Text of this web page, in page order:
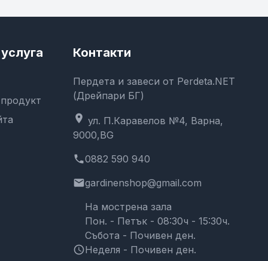
Контакти
Пердета и завеси от Perdeta.NET
(Дрейпари БГ)
location_on ул. П.Каравелов №4, Варна,
9000,BG
phone0882 590 940
emailgardinenshop@gmail.com
schedule
На мострена зала
Пон. - Петък - 08:30ч - 15:30ч.
Събота - Почивен ден.
Неделя - Почивен ден.